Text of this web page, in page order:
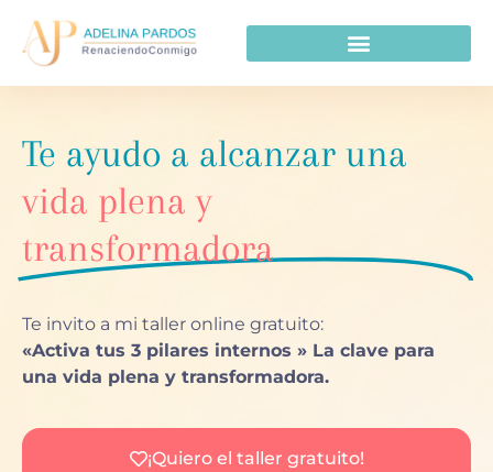
Te ayudo a alcanzar una
vida plena y
transformadora
Te invito a mi taller online gratuito:
«Activa tus 3 pilares internos » La clave para
una vida plena y transformadora.
¡Quiero el taller gratuito!